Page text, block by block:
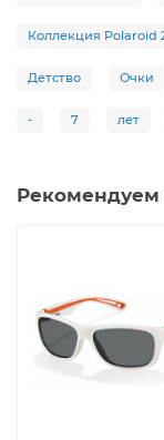
Коллекция Polaroid
Детство Очки
- 7 лет
Рекомендуем